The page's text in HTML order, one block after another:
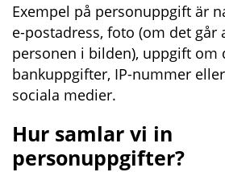
Exempel på personuppgift är
e-postadress, foto (om det går
personen i bilden), uppgift om
bankuppgifter, IP-nummer
sociala medier.
Hur samlar vi in
personuppgifter?